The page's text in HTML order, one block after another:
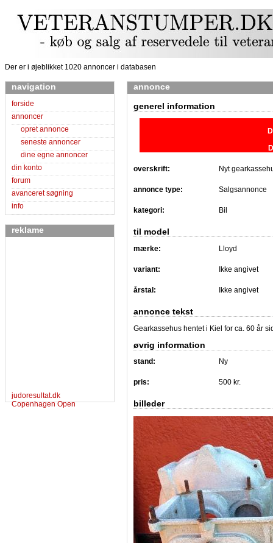
Der er i øjeblikket 1020 annoncer i databasen
navigation
forside
annoncer
opret annonce
seneste annoncer
dine egne annoncer
din konto
forum
avanceret søgning
info
reklame
judoresultat.dk
Copenhagen Open
annonce
generel information
overskrift: Nyt
annonce type: Salgsannonce
kategori: Bil
til model
mærke: Lloyd
variant: Ikke angivet
årstal: Ikke angivet
annonce tekst
Gearkassehus hentet i Kiel for ca. 60 år
øvrig information
stand: Ny
pris: 500 kr.
billeder